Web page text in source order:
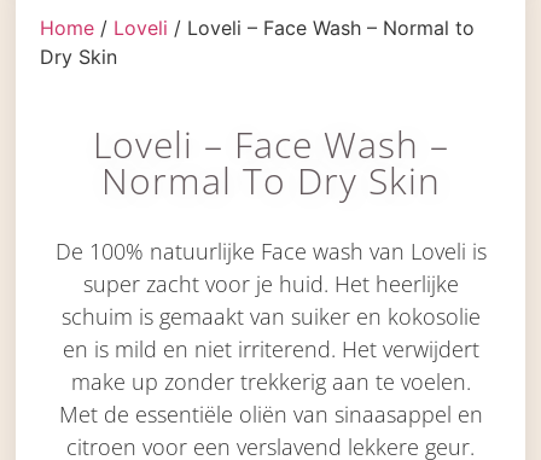
Home / Loveli / Loveli – Face Wash – Normal to
Dry Skin
Loveli – Face Wash –
Normal To Dry Skin
De 100% natuurlijke Face wash van Loveli is
super zacht voor je huid. Het heerlijke
schuim is gemaakt van suiker en kokosolie
en is mild en niet irriterend. Het verwijdert
make up zonder trekkerig aan te voelen.
Met de essentiële oliën van sinaasappel en
citroen voor een verslavend lekkere geur.